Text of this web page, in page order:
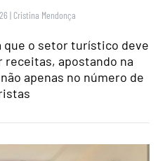
| Cristina Mendonça
o setor turístico deve
receitas, apostando na
apenas no número de